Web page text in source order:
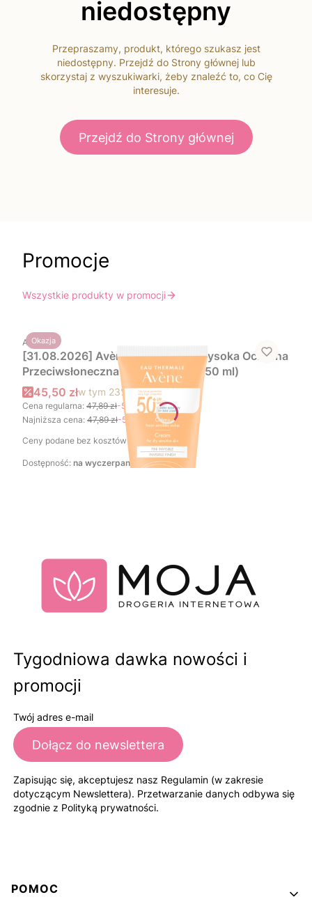
niedostępny
Przepraszamy, produkt, którego szukasz jest
niedostępny. Przejdź do Strony głównej lub
skorzystaj z wyszukiwarki, żeby znaleźć to, co Cię
interesuje.
Przejdź do Strony głównej
Promocje
Wszystkie produkty w promocji
Okazja
PRODUCENT
AVENE
[31.08.2026] Avène Sun Bardzo Wysoka Ochrona
Przeciwsłoneczna Krem SPF 50+ (50 ml)
Cena promocyjna brutto
45,50 złw tym 23%VAT
Cena regularna: 47,89 zł-5%
Najniższa cena: 47,89 zł-5%
Ceny podane bez kosztów dostawy.
Dostępność: na wyczerpaniu
Tygodniowa dawka nowości i
promocji
Twój adres e-mail
Dołącz do newslettera
Zapisując się, akceptujesz nasz Regulamin (w zakresie
dotyczącym Newslettera). Przetwarzanie danych odbywa się
zgodnie z Polityką prywatności.
Linki w stopce
POMOC